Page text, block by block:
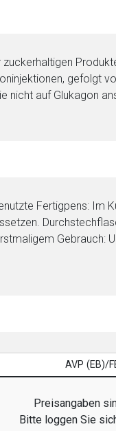
gefolgt
auf Glukagon
Fertigpens: Im
Gebrauch:
AVP (EB)/
Preisangaben
Bitte loggen Sie